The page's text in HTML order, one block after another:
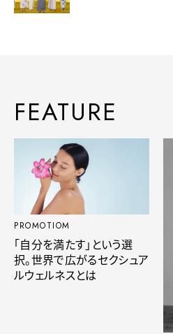
FEATURE
PROMOTIOM
「自分を満たす」という選
択。世界で広がるセクシュア
ルウェルネスとは